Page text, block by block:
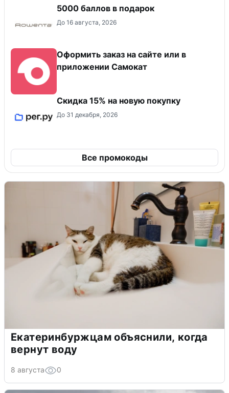
5000 баллов в подарок
До 16 августа, 2026
Оформить заказ на сайте или в
приложении Самокат
Скидка 15% на новую покупку
До 31 декабря, 2026
Все промокоды
Екатеринбуржцам объяснили, когда
вернут воду
8 августа 0